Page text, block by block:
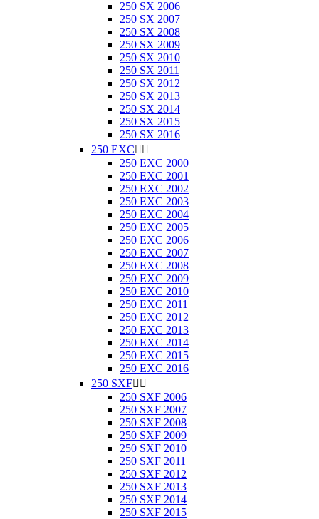
250 SX 2006
250 SX 2007
250 SX 2008
250 SX 2009
250 SX 2010
250 SX 2011
250 SX 2012
250 SX 2013
250 SX 2014
250 SX 2015
250 SX 2016
250 EXC 
250 EXC 2000
250 EXC 2001
250 EXC 2002
250 EXC 2003
250 EXC 2004
250 EXC 2005
250 EXC 2006
250 EXC 2007
250 EXC 2008
250 EXC 2009
250 EXC 2010
250 EXC 2011
250 EXC 2012
250 EXC 2013
250 EXC 2014
250 EXC 2015
250 EXC 2016
250 SXF 
250 SXF 2006
250 SXF 2007
250 SXF 2008
250 SXF 2009
250 SXF 2010
250 SXF 2011
250 SXF 2012
250 SXF 2013
250 SXF 2014
250 SXF 2015